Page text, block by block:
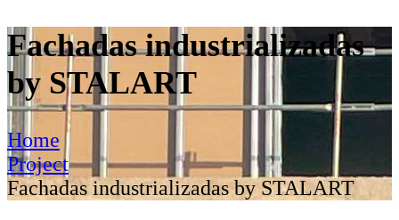
Fachadas industrializadas
by STALART
Home
Project
Fachadas industrializadas by STALART